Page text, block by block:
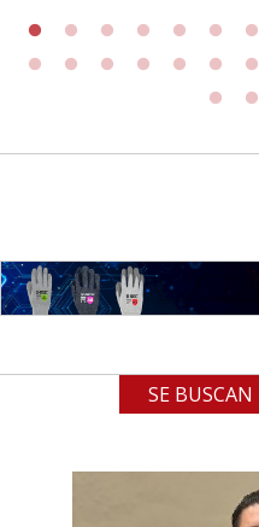
SE BUSCAN